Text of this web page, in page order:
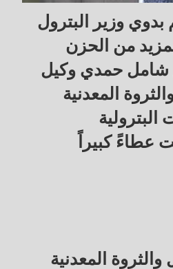
وزير البترول
بمزيد من الحزن
شامل حمدي وكيل
المعدنية
البترولية
عطاءً كبيراً
المعدنية